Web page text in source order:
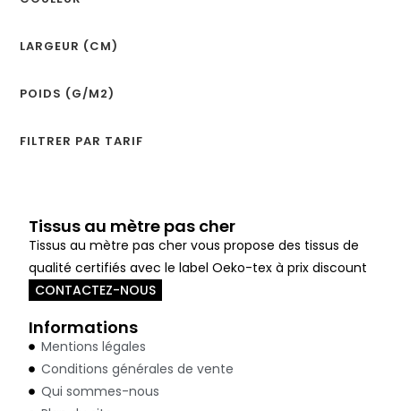
LARGEUR (CM)
POIDS (G/M2)
FILTRER PAR TARIF
Tissus au mètre pas cher
Tissus au mètre pas cher vous propose des tissus de
qualité certifiés avec le label Oeko-tex à prix discount
CONTACTEZ-NOUS
Informations
Mentions légales
Conditions générales de vente
Qui sommes-nous